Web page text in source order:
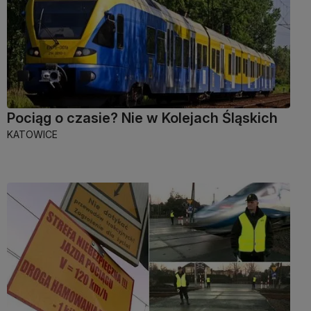
Pociąg o czasie? Nie w Kolejach Śląskich
KATOWICE